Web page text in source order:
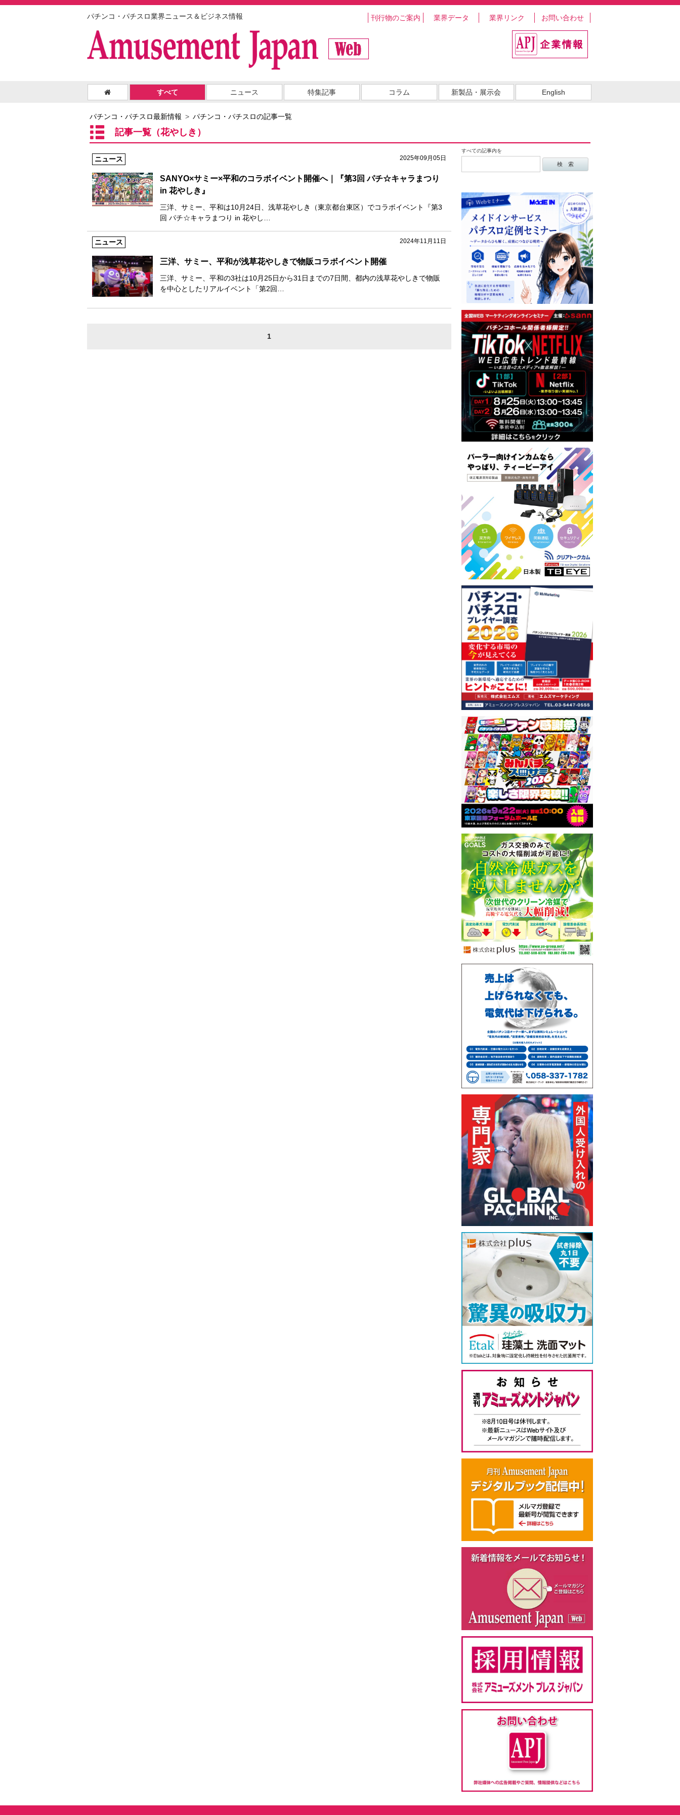
パチンコ・パチスロ業界ニュース＆ビジネス情報 刊行物のご案内 業界データ 業界リンク お問い合わせ
すべて ニュース 特集記事 コラム 新製品・展示会 English
パチンコ・パチスロ最新情報 パチンコ・パチスロの記事一覧
記事一覧（花やしき）
すべての記事内を
2025年09月05日
ニュース
SANYO×サミー×平和のコラボイベント開催へ｜『第3回 パチ☆キャラまつり
in 花やしき』
三洋、サミー、平和は10月24日、浅草花やしき（東京都台東区）でコラボイベント『第3
回 パチ☆キャラまつり in 花やし…
2024年11月11日
ニュース
三洋、サミー、平和が浅草花やしきで物販コラボイベント開催
三洋、サミー、平和の3社は10月25日から31日までの7日間、都内の浅草花やしきで物販
を中心としたリアルイベント「第2回…
1